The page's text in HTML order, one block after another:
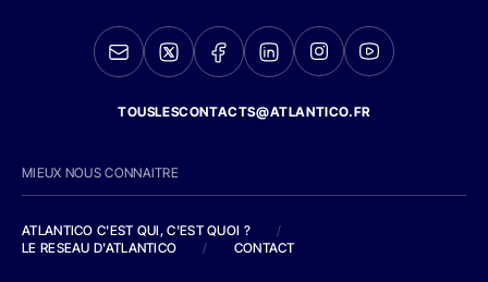
TOUSLESCONTACTS@ATLANTICO.FR
MIEUX NOUS CONNAITRE
ATLANTICO C'EST QUI, C'EST QUOI ?
/
LE RESEAU D'ATLANTICO
/ CONTACT